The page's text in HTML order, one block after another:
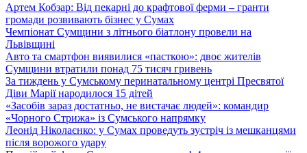
Артем Кобзар: Від пекарні до крафтової ферми – гранти
громади розвивають бізнес у Сумах
Чемпіонат Сумщини з літнього біатлону провели на
Львівщині
Авто та смартфон виявилися «пасткою»: двоє жителів
Сумщини втратили понад 75 тисяч гривень
За тиждень у Сумському перинатальному центрі Пресвятої
Діви Марії народилося 15 дітей
«Засобів зараз достатньо, не вистачає людей»: командир
«Чорного Стрижа» із Сумського напрямку
Леонід Ніколаєнко: у Сумах проведуть зустріч із мешканцями
після ворожого удару